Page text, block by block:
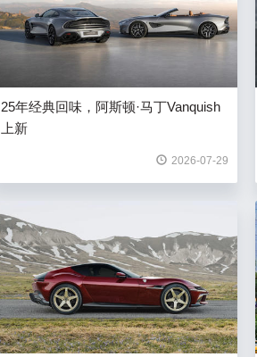
25年经典回味，阿斯顿·马丁Vanquish
上新
2026-07-29